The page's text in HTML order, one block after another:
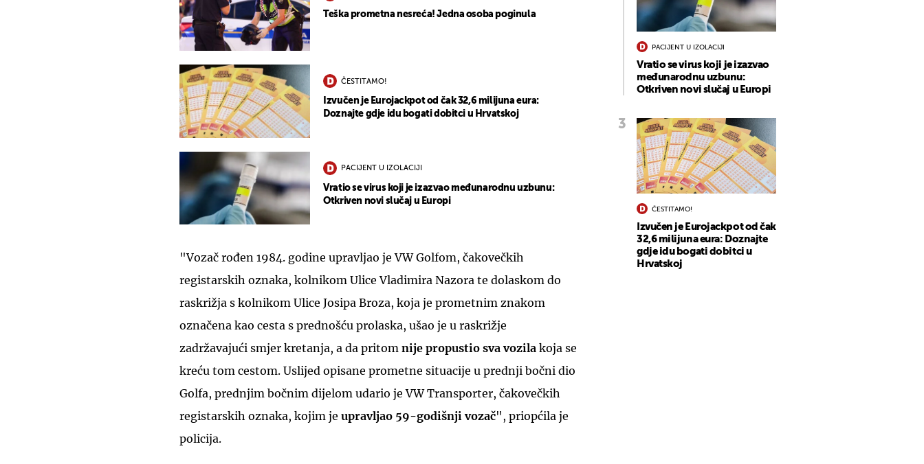
Teška prometna nesreća! Jedna osoba poginula
ČESTITAMO!
Izvučen je Eurojackpot od čak 32,6 milijuna eura:
Doznajte gdje idu bogati dobitci u Hrvatskoj
PACIJENT U IZOLACIJI
Vratio se virus koji je izazvao međunarodnu uzbunu:
Otkriven novi slučaj u Europi
"Vozač rođen 1984. godine upravljao je VW Golfom, čakovečkih
registarskih oznaka, kolnikom Ulice Vladimira Nazora te dolaskom do
raskrižja s kolnikom Ulice Josipa Broza, koja je prometnim znakom
označena kao cesta s prednošću prolaska, ušao je u raskrižje
zadržavajući smjer kretanja, a da pritom nije propustio sva vozila koja se
kreću tom cestom. Uslijed opisane prometne situacije u prednji bočni dio
Golfa, prednjim bočnim dijelom udario je VW Transporter, čakovečkih
registarskih oznaka, kojim je upravljao 59-godišnji vozač", priopćila je
policija.
PACIJENT U IZOLACIJI
Vratio se virus koji je izazvao
međunarodnu uzbunu:
Otkriven novi slučaj u Europi
ČESTITAMO!
Izvučen je Eurojackpot od čak
32,6 milijuna eura: Doznajte
gdje idu bogati dobitci u
Hrvatskoj